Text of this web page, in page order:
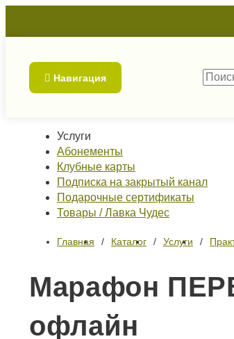
Навигация
Услуги
Абонементы
Клубные карты
Подписка на закрытый канал
Подарочные сертификаты
Товары / Лавка Чудес
Главная Каталог Услуги
Марафон
офлайн